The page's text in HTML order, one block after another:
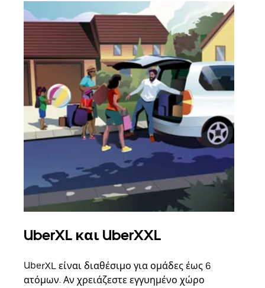
UberXL και UberXXL
UberXL είναι διαθέσιμο για ομάδες έως 6
ατόμων. Αν χρειάζεστε εγγυημένο χώρο